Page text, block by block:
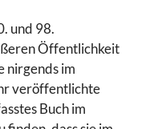
und 98.
Öffentlichkeit
nirgends im
veröffentlichte
Buch im